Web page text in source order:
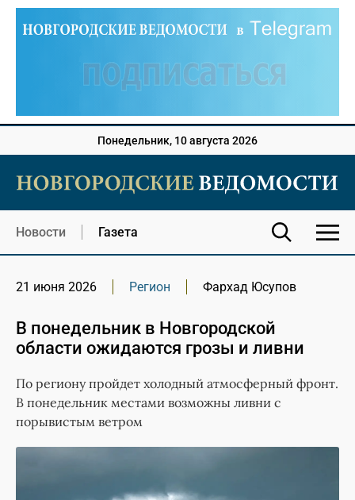
Понедельник, 10 августа 2026
Новости Газета
21 июня 2026 Регион Фархад Юсупов
В понедельник в Новгородской
области ожидаются грозы и ливни
По региону пройдет холодный атмосферный фронт.
В понедельник местами возможны ливни с
порывистым ветром